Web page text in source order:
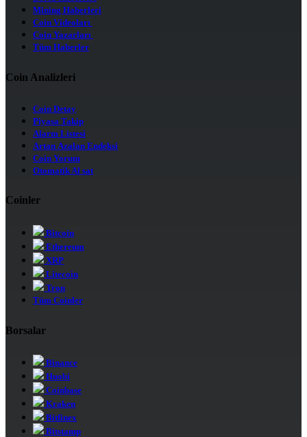
Mining Haberleri
Coin Videoları
Coin Yazarları
Tüm Haberler
Coin Analizleri
Coin Detay
Piyasa Takip
Alarm Listesi
Artan Azalan Endeksi
Coin Yorum
Otomatik Al sat
Coinler
Bitcoin
Ethereum
XRP
Litecoin
Tron
Tüm Coinler
Borsalar
Binance
Huobi
Coinbase
Kraken
Bitfinex
Bitstamp